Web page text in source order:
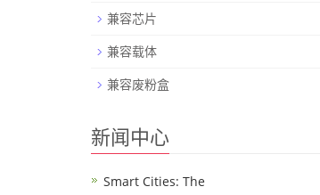
兼容芯片
兼容载体
兼容废粉盒
新闻中心
Smart Cities: The